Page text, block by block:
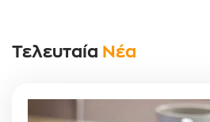
Τελευταία Νέα